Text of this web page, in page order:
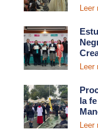
Leer
Leer
la
Leer